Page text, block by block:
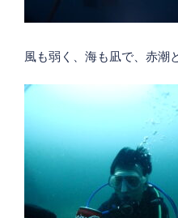
風も弱く、海も凪で、赤潮